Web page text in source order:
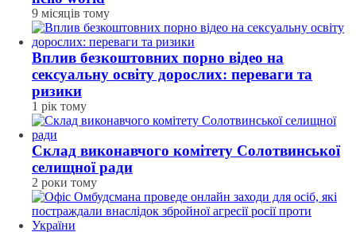
9 місяців тому
Вплив безкоштовних порно відео на
сексуальну освіту дорослих: переваги та
ризики
1 рік тому
Склад виконавчого комітету Солотвинської
селищної ради
2 роки тому